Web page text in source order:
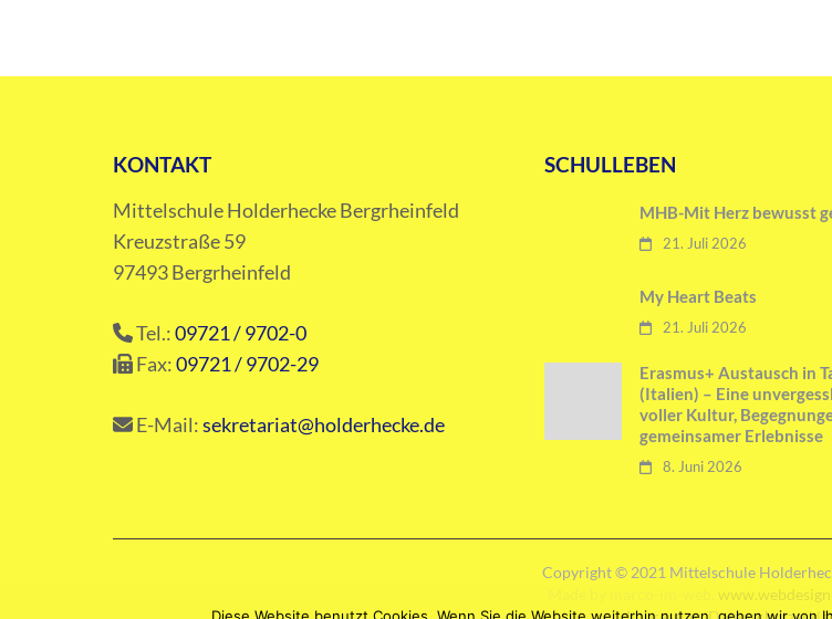
KONTAKT
Mittelschule Holderhecke Bergrheinfeld
Kreuzstraße 59
97493 Bergrheinfeld
Tel.:09721 / 9702-0
Fax:09721 / 9702-29
E-Mail:sekretariat@holderhecke.de
SCHULLEBEN
MHB-Mit Herz bewusst
21. Juli 2026
My Heart Beats
21. Juli 2026
Erasmus+ Austausch in
(Italien) – Eine
voller Kultur,
gemeinsamer Erlebnisse
8. Juni 2026
Copyright © 2021 Mittelschule